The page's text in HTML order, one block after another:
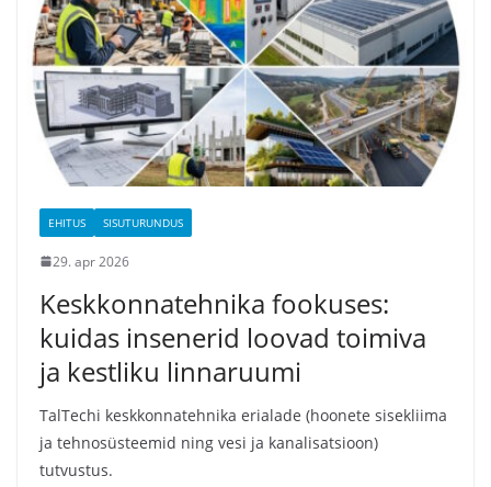
EHITUS SISUTURUNDUS
29. apr 2026
Keskkonnatehnika fookuses:
kuidas insenerid loovad toimiva
ja kestliku linnaruumi
TalTechi keskkonnatehnika erialade (hoonete sisekliima
ja tehnosüsteemid ning vesi ja kanalisatsioon)
tutvustus.